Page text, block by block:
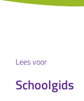
Lees voor
Schoolgids